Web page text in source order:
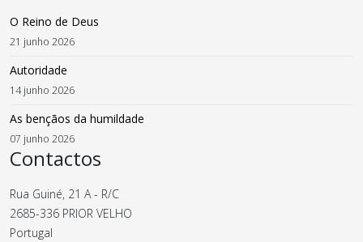
O Reino de Deus
21 junho 2026
Autoridade
14 junho 2026
As bençãos da humildade
07 junho 2026
Contactos
Rua Guiné, 21 A - R/C
2685-336 PRIOR VELHO
Portugal